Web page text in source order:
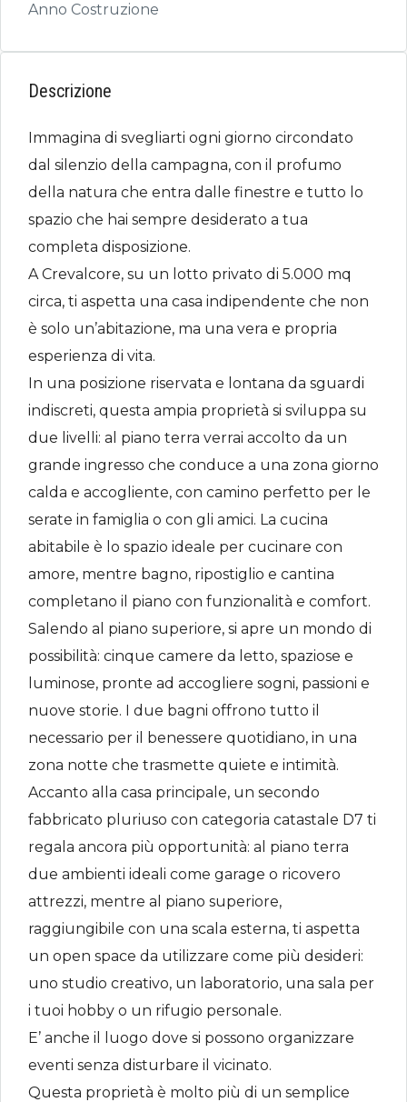
Anno Costruzione
Descrizione
Immagina di svegliarti ogni giorno circondato
dal silenzio della campagna, con il profumo
della natura che entra dalle finestre e tutto lo
spazio che hai sempre desiderato a tua
completa disposizione.
A Crevalcore, su un lotto privato di 5.000 mq
circa, ti aspetta una casa indipendente che non
è solo un’abitazione, ma una vera e propria
esperienza di vita.
In una posizione riservata e lontana da sguardi
indiscreti, questa ampia proprietà si sviluppa su
due livelli: al piano terra verrai accolto da un
grande ingresso che conduce a una zona giorno
calda e accogliente, con camino perfetto per le
serate in famiglia o con gli amici. La cucina
abitabile è lo spazio ideale per cucinare con
amore, mentre bagno, ripostiglio e cantina
completano il piano con funzionalità e comfort.
Salendo al piano superiore, si apre un mondo di
possibilità: cinque camere da letto, spaziose e
luminose, pronte ad accogliere sogni, passioni e
nuove storie. I due bagni offrono tutto il
necessario per il benessere quotidiano, in una
zona notte che trasmette quiete e intimità.
Accanto alla casa principale, un secondo
fabbricato pluriuso con categoria catastale D7 ti
regala ancora più opportunità: al piano terra
due ambienti ideali come garage o ricovero
attrezzi, mentre al piano superiore,
raggiungibile con una scala esterna, ti aspetta
un open space da utilizzare come più desideri:
uno studio creativo, un laboratorio, una sala per
i tuoi hobby o un rifugio personale.
E’ anche il luogo dove si possono organizzare
eventi senza disturbare il vicinato.
Questa proprietà è molto più di un semplice